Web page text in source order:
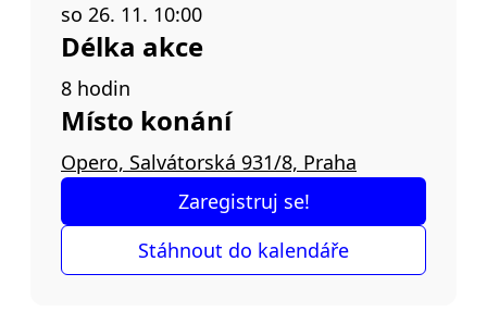
so 26. 11. 10:00
Délka akce
8 hodin
Místo konání
Opero, Salvátorská 931/8, Praha
Zaregistruj se!
Stáhnout do kalendáře